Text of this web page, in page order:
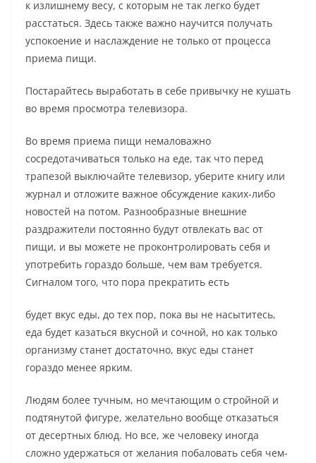
к излишнему весу, с которым не так легко будет
расстаться. Здесь также важно научится получать
успокоение и наслаждение не только от процесса
приема пищи.
Постарайтесь выработать в себе привычку не кушать
во время просмотра телевизора.
Во время приема пищи немаловажно
сосредотачиваться только на еде, так что перед
трапезой выключайте телевизор, уберите книгу или
журнал и отложите важное обсуждение каких-либо
новостей на потом. Разнообразные внешние
раздражители постоянно будут отвлекать вас от
пищи, и вы можете не проконтролировать себя и
употребить гораздо больше, чем вам требуется.
Сигналом того, что пора прекратить есть
будет вкус еды, до тех пор, пока вы не насытитесь,
еда будет казаться вкусной и сочной, но как только
организму станет достаточно, вкус еды станет
гораздо менее ярким.
Людям более тучным, но мечтающим о стройной и
подтянутой фигуре, желательно вообще отказаться
от десертных блюд. Но все, же человеку иногда
сложно удержаться от желания побаловать себя чем-